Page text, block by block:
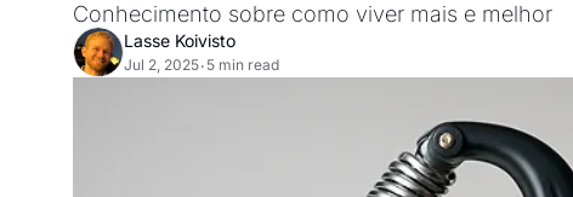
Conhecimento sobre como viver mais e melhor
Lasse Koivisto
Jul 2, 2025• 5 min read